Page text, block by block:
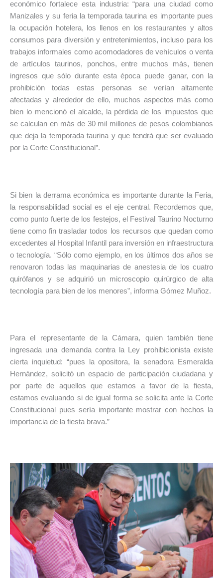
económico fortalece esta industria: “para una ciudad como
Manizales y su feria la temporada taurina es importante pues
la ocupación hotelera, los llenos en los restaurantes y altos
consumos para diversión y entretenimientos, incluso para los
trabajos informales como acomodadores de vehículos o venta
de artículos taurinos, ponchos, entre muchos más, tienen
ingresos que sólo durante esta época puede ganar, con la
prohibición todas estas personas se verían altamente
afectadas y alrededor de ello, muchos aspectos más como
bien lo mencionó el alcalde, la pérdida de los impuestos que
se calculan en más de 30 mil millones de pesos colombianos
que deja la temporada taurina y que tendrá que ser evaluado
por la Corte Constitucional”.
Si bien la derrama económica es importante durante la Feria,
la responsabilidad social es el eje central. Recordemos que,
como punto fuerte de los festejos, el Festival Taurino Nocturno
tiene como fin trasladar todos los recursos que quedan como
excedentes al Hospital Infantil para inversión en infraestructura
o tecnología. “Sólo como ejemplo, en los últimos dos años se
renovaron todas las maquinarias de anestesia de los cuatro
quirófanos y se adquirió un microscopio quirúrgico de alta
tecnología para bien de los menores”, informa Gómez Muñoz.
Para el representante de la Cámara, quien también tiene
ingresada una demanda contra la Ley prohibicionista existe
cierta inquietud: “pues la opositora, la senadora Esmeralda
Hernández, solicitó un espacio de participación ciudadana y
por parte de aquellos que estamos a favor de la fiesta,
estamos evaluando si de igual forma se solicita ante la Corte
Constitucional pues sería importante mostrar con hechos la
importancia de la fiesta brava.”